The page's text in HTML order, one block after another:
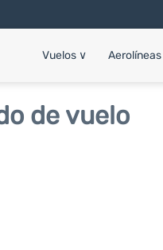
Vuelos ∨ Aerolíneas
de vuelo